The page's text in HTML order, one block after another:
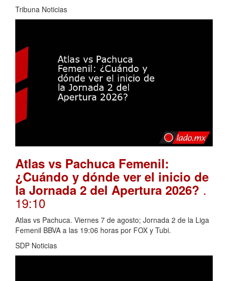
Tribuna Noticias
Atlas vs Pachuca Femenil:
¿Cuándo y dónde ver el inicio de
la Jornada 2 del Apertura 2026? .
19:10
Atlas vs Pachuca. Viernes 7 de agosto; Jornada 2 de la Liga
Femenil BBVA a las 19:06 horas por FOX y Tubi.
SDP Noticias